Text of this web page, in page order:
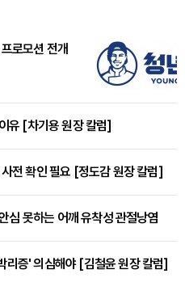
로모션 전개
유 [차기용 원장 칼럼]
전 확인 필요 [정도감 원장 칼럼]
못하는 어깨 유착성 관절낭염
리증' 의심해야 [김철윤 원장 칼럼]